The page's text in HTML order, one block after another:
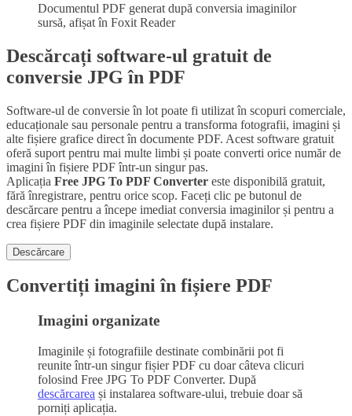
Documentul PDF generat după conversia imaginilor
sursă, afișat în Foxit Reader
Descărcați software-ul gratuit de
conversie JPG în PDF
Software-ul de conversie în lot poate fi utilizat în scopuri comerciale,
educaționale sau personale pentru a transforma fotografii, imagini și
alte fișiere grafice direct în documente PDF. Acest software gratuit
oferă suport pentru mai multe limbi și poate converti orice număr de
imagini în fișiere PDF într-un singur pas.
Aplicația Free JPG To PDF Converter este disponibilă gratuit,
fără înregistrare, pentru orice scop. Faceți clic pe butonul de
descărcare pentru a începe imediat conversia imaginilor și pentru a
crea fișiere PDF din imaginile selectate după instalare.
Descărcare
Convertiți imagini în fișiere PDF
Imagini organizate
Imaginile și fotografiile destinate combinării pot fi
reunite într-un singur fișier PDF cu doar câteva clicuri
folosind Free JPG To PDF Converter. După
descărcarea și instalarea software-ului, trebuie doar să
porniți aplicația.